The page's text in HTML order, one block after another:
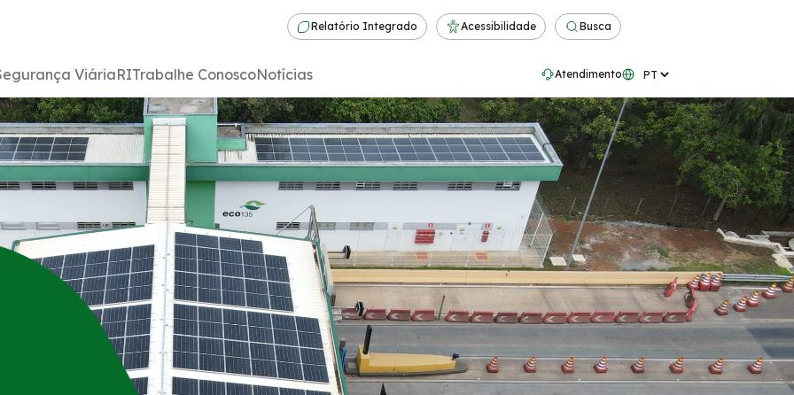
Relatório Integrado Acessibilidade Busca
ViáriaRITrabalhe ConoscoNotícias Atendimento